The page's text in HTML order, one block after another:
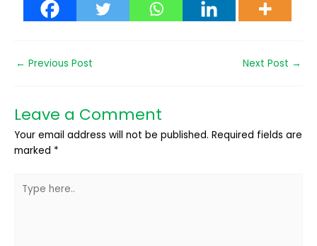
← Previous Post Next Post →
Leave a Comment
Your email address will not be published. Required fields are
marked *
here..